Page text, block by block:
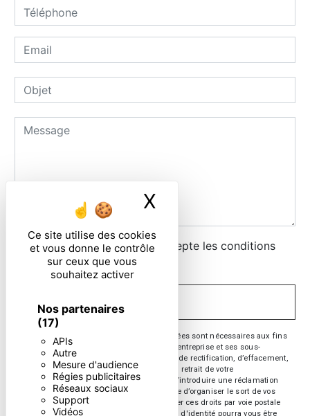
Ce site utilise des cookies
et vous donne le contrôle
sur ceux que vous
souhaitez activer
Nos partenaires
(17)
APIs
Autre
Mesure d'audience
Régies publicitaires
Réseaux sociaux
Support
Vidéos
X
En cochant cette case, j'accepte les conditions
particulières ci-dessous **
** Les données personnelles communiquées sont nécessaires aux fins
de vous contacter. Elles sont destinées à l'entreprise et ses sous-
traitants. Vous disposez de droits d’accès, de rectification, d’effacement,
de portabilité, de limitation, d’opposition, de retrait de votre
consentement à tout moment et du droit d’introduire une réclamation
auprès d’une autorité de contrôle, ainsi que d’organiser le sort de vos
données post-mortem. Vous pouvez exercer ces droits par voie postale
ou par courrier électronique. Un justificatif d'identité pourra vous être